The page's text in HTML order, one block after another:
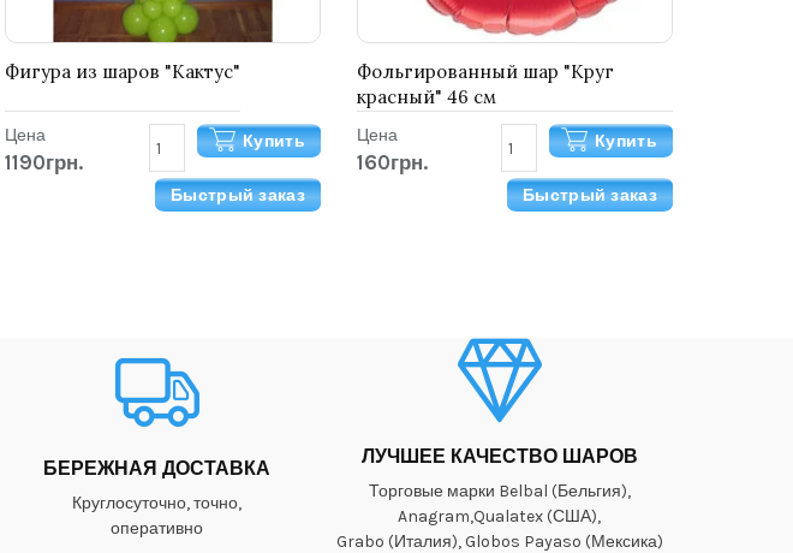
Фигура из шаров "Кактус"
Цена
1190грн.
Купить
Быстрый заказ
Фольгированный шар "Круг
красный" 46 см
Цена
160грн.
Купить
Быстрый заказ
БЕРЕЖНАЯ ДОСТАВКА
Круглосуточно, точно,
оперативно
ЛУЧШЕЕ КАЧЕСТВО ШАРОВ
Торговые марки Belbal (Бельгия),
Anagram,Qualatex (США),
Grabo (Италия), Globos Payaso (Мексика)